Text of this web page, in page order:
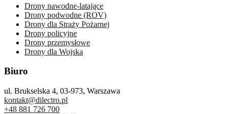
Drony nawodne-latające
Drony podwodne (ROV)
Drony dla Straży Pożarnej
Drony policyjne
Drony przemysłowe
Drony dla Wojska
Biuro
ul. Brukselska 4, 03-973, Warszawa
kontakt@dilectro.pl
+48 881 726 700